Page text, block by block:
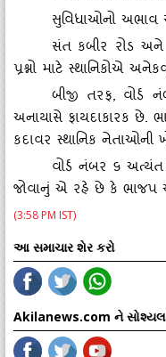
સુવિધાઓનો અભાવ
સંત કબીર રોડ અને
પ્રશ્નો માટે સ્‍થાનિકોએ
બીજી તરફ, વોર્ડ
અનાયાસે ફાયદાકારક છે.
કદાવર સ્‍થાનિક નેતાઓની
વોર્ડ નંબર ૬ અત્‍યંત
જોવાનું એ રહે છે કે ભાજપ
(3:58 PM IST)
આ સમાચાર શેર કરો
Akilanews.com ને સોશ્યલ